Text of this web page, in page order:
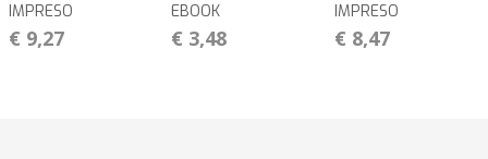
IMPRESO
€ 9,27
EBOOK
€ 3,48
IMPRESO
€ 8,47